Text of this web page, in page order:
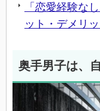
「恋愛経験な
ット・デメリ
奥手男子は、